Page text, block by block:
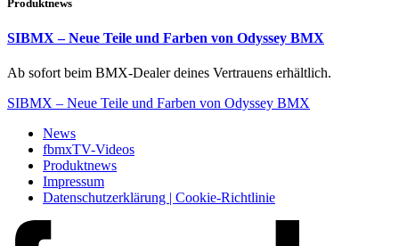
Produktnews
SIBMX – Neue Teile und Farben von Odyssey BMX
Ab sofort beim BMX-Dealer deines Vertrauens erhältlich.
SIBMX – Neue Teile und Farben von Odyssey BMX
News
fbmxTV-Videos
Produktnews
Impressum
Datenschutzerklärung | Cookie-Richtlinie